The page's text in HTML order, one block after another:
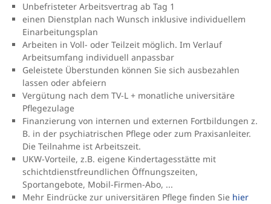
Unbefristeter Arbeitsvertrag ab Tag 1
einen Dienstplan nach Wunsch inklusive individuellem
Einarbeitungsplan
Arbeiten in Voll- oder Teilzeit möglich. Im Verlauf
Arbeitsumfang individuell anpassbar
Geleistete Überstunden können Sie sich ausbezahlen
lassen oder abfeiern
Vergütung nach dem TV-L + monatliche universitäre
Pflegezulage
Finanzierung von internen und externen Fortbildungen z.
B. in der psychiatrischen Pflege oder zum Praxisanleiter.
Die Teilnahme ist Arbeitszeit.
UKW-Vorteile, z.B. eigene Kindertagesstätte mit
schichtdienstfreundlichen Öffnungszeiten,
Sportangebote, Mobil-Firmen-Abo, ...
Mehr Eindrücke zur universitären Pflege finden Sie hier